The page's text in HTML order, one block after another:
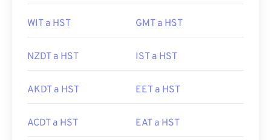
WIT a HST GMT a HST
NZDT a HST IST a HST
AKDT a HST EET a HST
ACDT a HST EAT a HST